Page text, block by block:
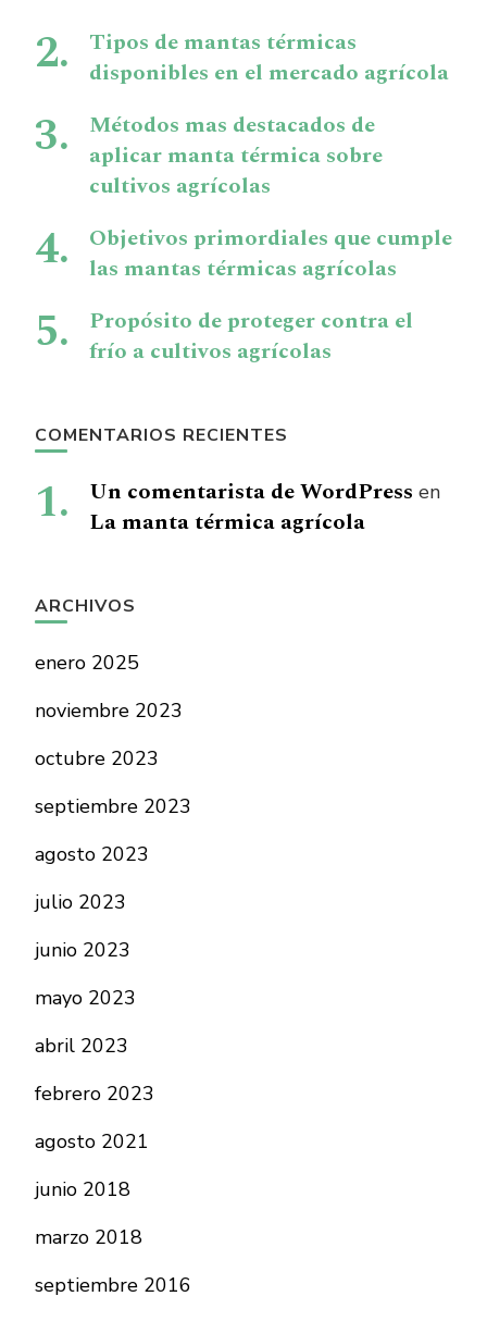
Tipos de mantas térmicas
disponibles en el mercado agrícola
Métodos mas destacados de
aplicar manta térmica sobre
cultivos agrícolas
Objetivos primordiales que cumple
las mantas térmicas agrícolas
Propósito de proteger contra el
frío a cultivos agrícolas
COMENTARIOS RECIENTES
Un comentarista de WordPress en
La manta térmica agrícola
ARCHIVOS
enero 2025
noviembre 2023
octubre 2023
septiembre 2023
agosto 2023
julio 2023
junio 2023
mayo 2023
abril 2023
febrero 2023
agosto 2021
junio 2018
marzo 2018
septiembre 2016